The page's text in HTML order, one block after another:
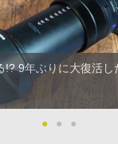
!? 9年ぶりに大復活し
● ● ●